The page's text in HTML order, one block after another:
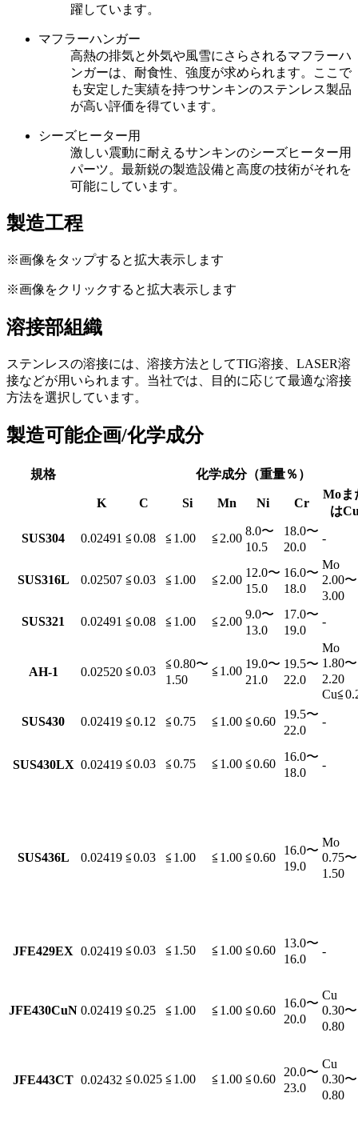
躍しています。
マフラーハンガー
高熱の排気と外気や風雪にさらされるマフラーハ
ンガーは、耐食性、強度が求められます。ここで
も安定した実績を持つサンキンのステンレス製品
が高い評価を得ています。
シーズヒーター用
激しい震動に耐えるサンキンのシーズヒーター用
パーツ。最新鋭の製造設備と高度の技術がそれを
可能にしています。
製造工程
※画像をタップすると拡大表示します
※画像をクリックすると拡大表示します
溶接部組織
ステンレスの溶接には、溶接方法としてTIG溶接、LASER溶
接などが用いられます。当社では、目的に応じて最適な溶接
方法を選択しています。
製造可能企画/化学成分
規格 化学成分（重量％）
K C Si Mn Ni Cr
Moま
は
SUS304
0.02491 ≦0.08 ≦1.00 ≦2.00
8.0〜
10.5
18.0〜
20.0
-
SUS316L 0.02507 ≦0.03 ≦1.00 ≦2.00
12.0〜
15.0
16.0〜
18.0
Mo
2.00〜
3.00
SUS321
0.02491 ≦0.08 ≦1.00 ≦2.00
9.0〜
13.0
17.0〜
19.0
-
AH-1 0.02520 ≦0.03
≦0.80〜
1.50
≦1.00
19.0〜
21.0
19.5〜
22.0
Mo
1.80〜
2.20
SUS430
0.02419 ≦0.12 ≦0.75 ≦1.00 ≦0.60
19.5〜
22.0
-
SUS430LX 0.02419 ≦0.03 ≦0.75 ≦1.00 ≦0.60
16.0〜
18.0
-
SUS436L 0.02419 ≦0.03 ≦1.00 ≦1.00 ≦0.60
16.0〜
19.0
Mo
0.75〜
1.50
JFE429EX 0.02419 ≦0.03 ≦1.50 ≦1.00 ≦0.60
13.0〜
16.0
-
JFE430CuN 0.02419 ≦0.25 ≦1.00 ≦1.00 ≦0.60
16.0〜
20.0
Cu
0.30〜
0.80
JFE443CT 0.02432 ≦0.025 ≦1.00 ≦1.00 ≦0.60
20.0〜
23.0
Cu
0.30〜
0.80